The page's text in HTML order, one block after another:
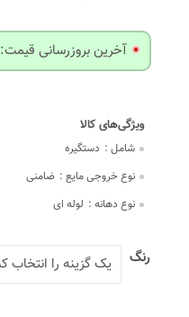
آخرین بروزرسانی قیمت: 3 روز پیش
شامل : دستگیره
نوع خروجی مایع : ضامنی
نوع دهانه : لوله ای
رنگ